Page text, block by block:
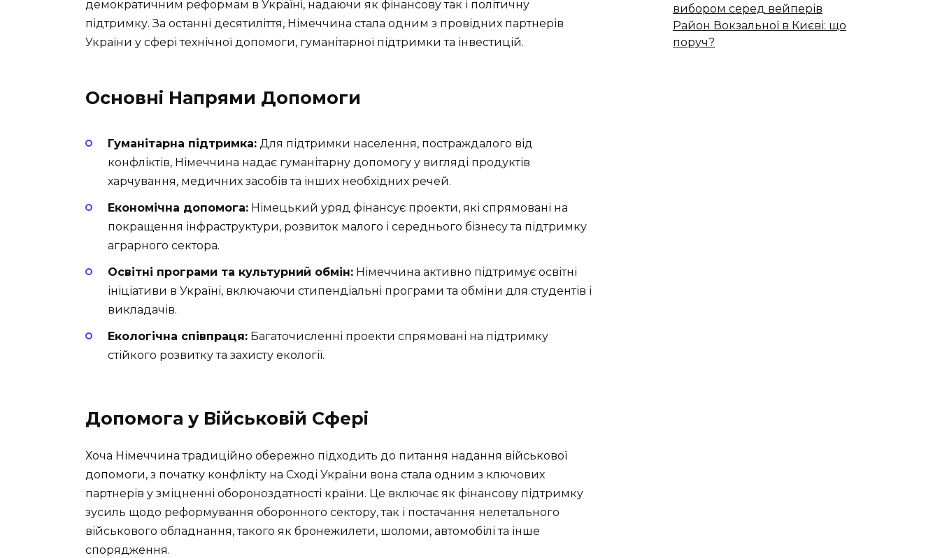
демократичним реформам в Україні, надаючи як фінансову так і політичну
підтримку. За останні десятиліття, Німеччина стала одним з провідних партнерів
України у сфері технічної допомоги, гуманітарної підтримки та інвестицій.
Основні Напрями Допомоги
Гуманітарна підтримка: Для підтримки населення, постраждалого від
конфліктів, Німеччина надає гуманітарну допомогу у вигляді продуктів
харчування, медичних засобів та інших необхідних речей.
Економічна допомога: Німецький уряд фінансує проекти, які спрямовані на
покращення інфраструктури, розвиток малого і середнього бізнесу та підтримку
аграрного сектора.
Освітні програми та культурний обмін: Німеччина активно підтримує освітні
ініціативи в Україні, включаючи стипендіальні програми та обміни для студентів і
викладачів.
Екологічна співпраця: Багаточисленні проекти спрямовані на підтримку
стійкого розвитку та захисту екології.
Допомога у Військовій Сфері
Хоча Німеччина традиційно обережно підходить до питання надання військової
допомоги, з початку конфлікту на Сході України вона стала одним з ключових
партнерів у зміцненні обороноздатності країни. Це включає як фінансову підтримку
зусиль щодо реформування оборонного сектору, так і постачання нелетального
військового обладнання, такого як бронежилети, шоломи, автомобілі та інше
спорядження.
вибором серед вейперів
Район Вокзальної в Києві: що
поруч?